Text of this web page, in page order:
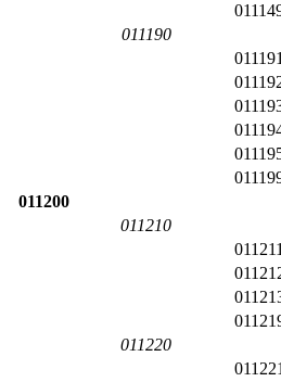
011190
011200
011210
011220